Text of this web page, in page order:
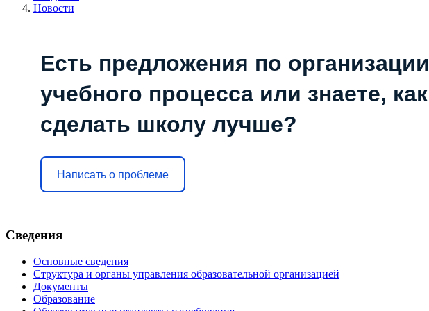
Новости
Есть предложения по организации
учебного процесса или знаете, как
сделать школу лучше?
Написать о проблеме
Сведения
Основные сведения
Структура и органы управления образовательной организацией
Документы
Образование